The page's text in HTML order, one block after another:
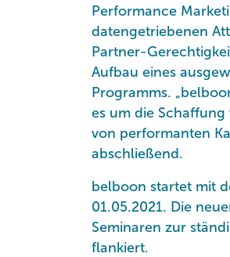
Performance
datengetriebenen
Partner-
Aufbau eines
Programms.
es um die
von performanten
abschließend.
belboon startet mit
01.05.2021. Die
Seminaren zur
flankiert.